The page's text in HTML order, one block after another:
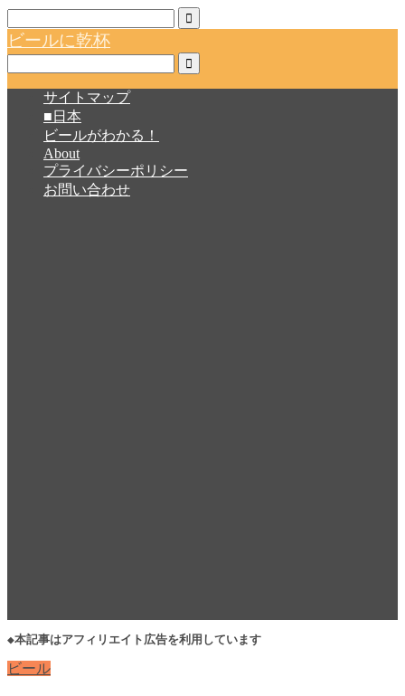
ビールに乾杯
サイトマップ
■日本
ビールがわかる！
About
プライバシーポリシー
お問い合わせ
◆本記事はアフィリエイト広告を利用しています
ビール